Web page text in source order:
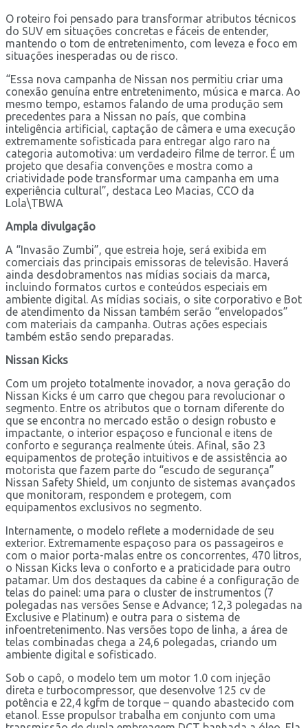
O roteiro foi pensado para transformar atributos técnicos
do SUV em situações concretas e fáceis de entender,
mantendo o tom de entretenimento, com leveza e foco em
situações inesperadas ou de risco.
“Essa nova campanha de Nissan nos permitiu criar uma
conexão genuína entre entretenimento, música e marca. Ao
mesmo tempo, estamos falando de uma produção sem
precedentes para a Nissan no país, que combina
inteligência artificial, captação de câmera e uma execução
extremamente sofisticada para entregar algo raro na
categoria automotiva: um verdadeiro filme de terror. É um
projeto que desafia convenções e mostra como a
criatividade pode transformar uma campanha em uma
experiência cultural”, destaca Leo Macias, CCO da
Lola\TBWA
Ampla divulgação
A “Invasão Zumbi”, que estreia hoje, será exibida em
comerciais das principais emissoras de televisão. Haverá
ainda desdobramentos nas mídias sociais da marca,
incluindo formatos curtos e conteúdos especiais em
ambiente digital. As mídias sociais, o site corporativo e Bot
de atendimento da Nissan também serão “envelopados”
com materiais da campanha. Outras ações especiais
também estão sendo preparadas.
Nissan Kicks
Com um projeto totalmente inovador, a nova geração do
Nissan Kicks é um carro que chegou para revolucionar o
segmento. Entre os atributos que o tornam diferente do
que se encontra no mercado estão o design robusto e
impactante, o interior espaçoso e funcional e itens de
conforto e segurança realmente úteis. Afinal, são 23
equipamentos de proteção intuitivos e de assistência ao
motorista que fazem parte do “escudo de segurança”
Nissan Safety Shield, um conjunto de sistemas avançados
que monitoram, respondem e protegem, com
equipamentos exclusivos no segmento.
Internamente, o modelo reflete a modernidade de seu
exterior. Extremamente espaçoso para os passageiros e
com o maior porta-malas entre os concorrentes, 470 litros,
o Nissan Kicks leva o conforto e a praticidade para outro
patamar. Um dos destaques da cabine é a configuração de
telas do painel: uma para o cluster de instrumentos (7
polegadas nas versões Sense e Advance; 12,3 polegadas na
Exclusive e Platinum) e outra para o sistema de
infoentretenimento. Nas versões topo de linha, a área de
telas combinadas chega a 24,6 polegadas, criando um
ambiente digital e sofisticado.
Sob o capô, o modelo tem um motor 1.0 com injeção
direta e turbocompressor, que desenvolve 125 cv de
potência e 22,4 kgfm de torque – quando abastecido com
etanol. Esse propulsor trabalha em conjunto com uma